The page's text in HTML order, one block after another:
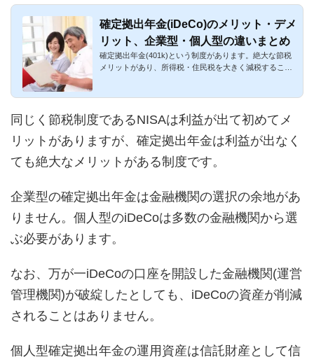
確定拠出年金(iDeCo)のメリット・デメ
リット、企業型・個人型の違いまとめ
確定拠出年金(401k)という制度があります。絶大な節税
メリットがあり、所得税・住民税を大きく減税すること
同じく節税制度であるNISAは利益が出て初めてメ
リットがありますが、確定拠出年金は利益が出なく
ても絶大なメリットがある制度です。
企業型の確定拠出年金は金融機関の選択の余地があ
りません。個人型のiDeCoは多数の金融機関から選
ぶ必要があります。
なお、万が一iDeCoの口座を開設した金融機関(運営
管理機関)が破綻したとしても、iDeCoの資産が削減
されることはありません。
個人型確定拠出年金の運用資産は信託財産として信